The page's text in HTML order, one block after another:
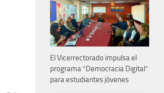
El Vicerrectorado impulsa el
programa “Democracia Digital”
para estudiantes jóvenes